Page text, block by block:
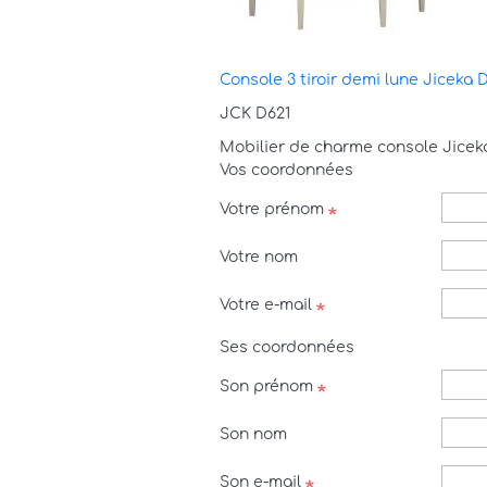
Console 3 tiroir demi lune Jiceka
JCK D621
Mobilier de charme console
Vos coordonnées
Votre prénom
Votre nom
Votre e-mail
Ses coordonnées
Son prénom
Son nom
Son e-mail